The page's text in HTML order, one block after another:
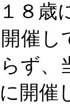
８歳
催し
ず、
開催